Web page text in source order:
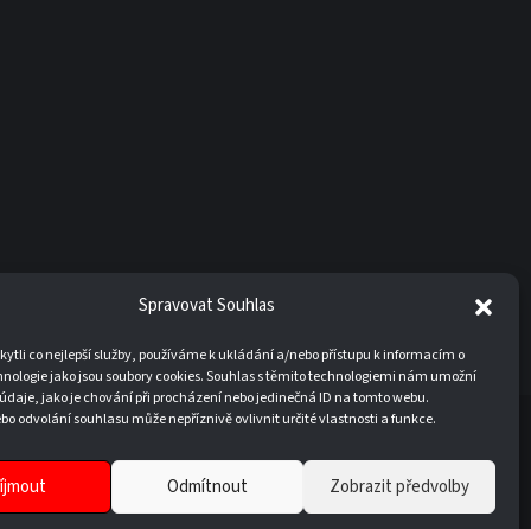
Spravovat Souhlas
co nejlepší služby, používáme k ukládání a/nebo přístupu k informacím o
jako jsou soubory cookies. Souhlas s těmito technologiemi nám umožní
jako je chování při procházení nebo jedinečná ID na tomto webu.
odvolání souhlasu může nepříznivě ovlivnit určité vlastnosti a funkce.
Odmítnout Zobrazit předvolby